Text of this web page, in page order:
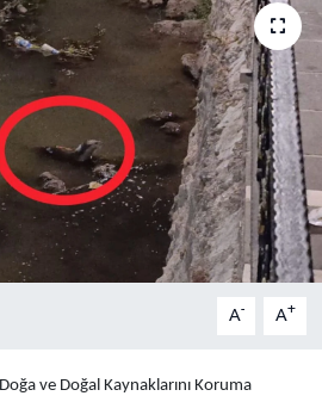
A- A+
ve Doğal Kaynaklarını Koruma